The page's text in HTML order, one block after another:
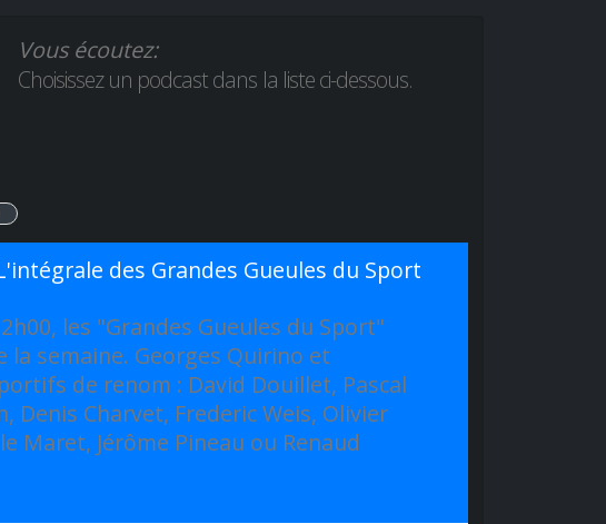
Vous écoutez:
Choisissez un podcast dans la liste ci-dessous.
des Grandes Gueules du Sport
les "Grandes Gueules du Sport"
semaine. Georges Quirino et
de renom : David Douillet, Pascal
Denis Charvet, Frederic Weis, Olivier
Maret, Jérôme Pineau ou Renaud